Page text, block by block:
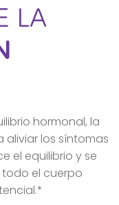
LA
hormonal, la
los síntomas
el equilibrio y se
todo el cuerpo